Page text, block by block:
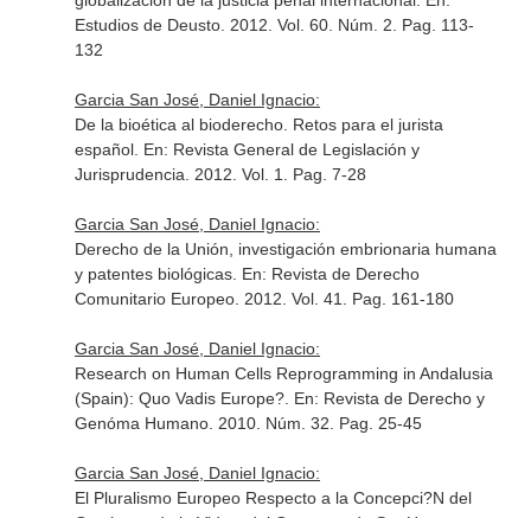
Estudios de Deusto. 2012. Vol. 60. Núm. 2. Pag. 113-
132
Garcia San José, Daniel Ignacio:
De la bioética al bioderecho. Retos para el jurista
español. En: Revista General de Legislación y
Jurisprudencia . 2012. Vol. 1. Pag. 7-28
Garcia San José, Daniel Ignacio:
Derecho de la Unión, investigación embrionaria humana
y patentes biológicas. En: Revista de Derecho
Comunitario Europeo. 2012. Vol. 41. Pag. 161-180
Garcia San José, Daniel Ignacio:
Research on Human Cells Reprogramming in Andalusia
(Spain): Quo Vadis Europe?. En: Revista de Derecho y
Genóma Humano. 2010. Núm. 32. Pag. 25-45
Garcia San José, Daniel Ignacio:
El Pluralismo Europeo Respecto a la Concepci?N del